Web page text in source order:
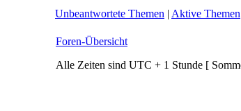
Unbeantwortete Themen | Aktive Themen
Foren-Übersicht
Alle Zeiten sind UTC + 1 Stunde [